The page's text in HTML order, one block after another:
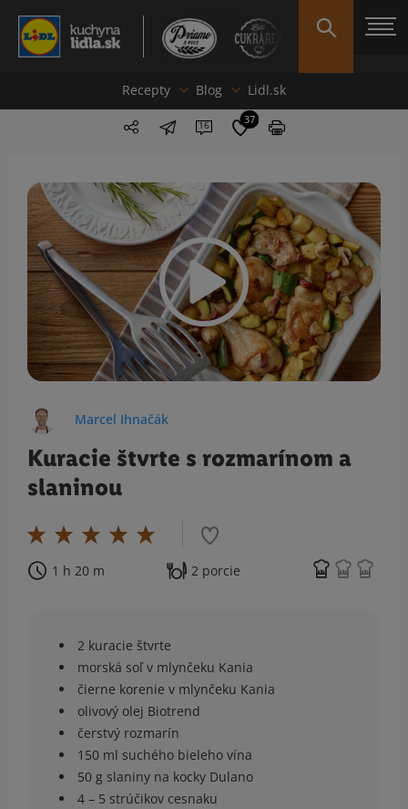
Recepty Blog Lidl.sk
16 37
Marcel Ihnačák
Kuracie štvrte s rozmarínom a
slaninou
1 h 20 m 2 porcie
2 kuracie štvrte
morská soľ v mlynčeku Kania
čierne korenie v mlynčeku Kania
olivový olej Biotrend
čerstvý rozmarín
150 ml suchého bieleho vína
50 g slaniny na kocky Dulano
4 – 5 strúčikov cesnaku